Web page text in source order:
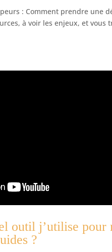
: Comment prendre une
à voir les enjeux, et vous
outil j’utilise pour
?